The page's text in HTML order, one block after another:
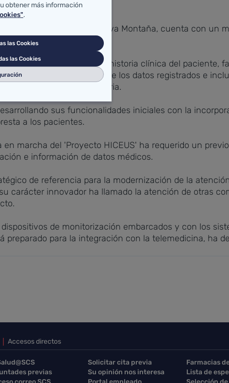
el Centro de Salud de Nueva Montaña, cuenta con un
la SVA se incorpora a la historia clínica del paciente,
Asimismo, el análisis de los datos registrados e
del Servicio 061 Cantabria.
sus funcionalidades iniciales con la
a los pacientes.
marcha del 'Proyecto HICEUS' ha requerido un
e información de datos médicos.
de referencia para la modernización de la
carácter innovador ha llamado la atención de otras
de monitorización embarcados y con los
para la integración con la telemedicina, ha
Accesos directos
Solicitar cita previa
Farmacias
previas
Su opinión nos interesa
Lista de
obtener más información
.
las Cookies
las Cookies